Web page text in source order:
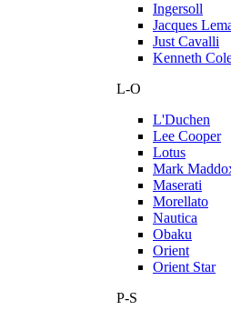
Ingersoll
Jacques
Just Cavalli
Kenneth
L-O
L'Duchen
Lee Cooper
Lotus
Mark
Maserati
Morellato
Nautica
Obaku
Orient
Orient Star
P-S